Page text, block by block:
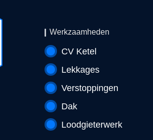
Werkzaamheden
CV Ketel
Lekkages
Verstoppingen
Dak
Loodgieterwerk